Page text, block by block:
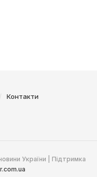
Контакти
України | Підтримка